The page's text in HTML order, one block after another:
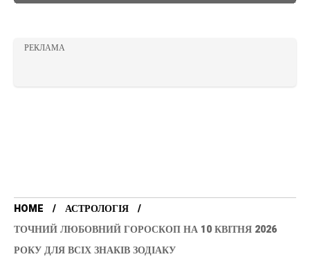
РЕКЛАМА
HOME
АСТРОЛОГІЯ
ТОЧНИЙ ЛЮБОВНИЙ ГОРОСКОП НА 10 КВІТНЯ 2026
РОКУ ДЛЯ ВСІХ ЗНАКІВ ЗОДІАКУ